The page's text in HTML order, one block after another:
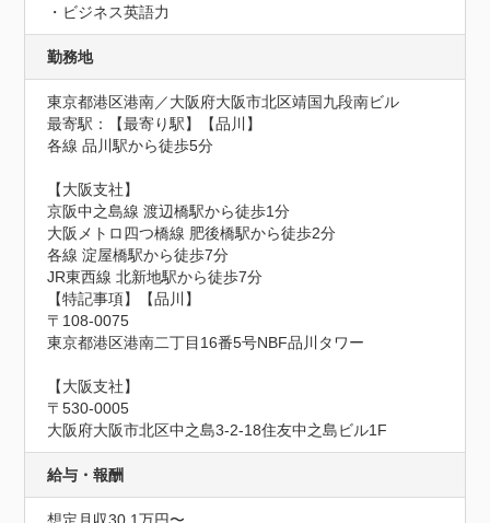
・ビジネス英語力
勤務地
東京都港区港南／大阪府大阪市北区靖国九段南ビル
最寄駅：【最寄り駅】【品川】
各線 品川駅から徒歩5分
【大阪支社】
京阪中之島線 渡辺橋駅から徒歩1分
大阪メトロ四つ橋線 肥後橋駅から徒歩2分
各線 淀屋橋駅から徒歩7分
JR東西線 北新地駅から徒歩7分
【特記事項】【品川】
〒108-0075
東京都港区港南二丁目16番5号NBF品川タワー
【大阪支社】
〒530-0005
大阪府大阪市北区中之島3-2-18住友中之島ビル1F
給与・報酬